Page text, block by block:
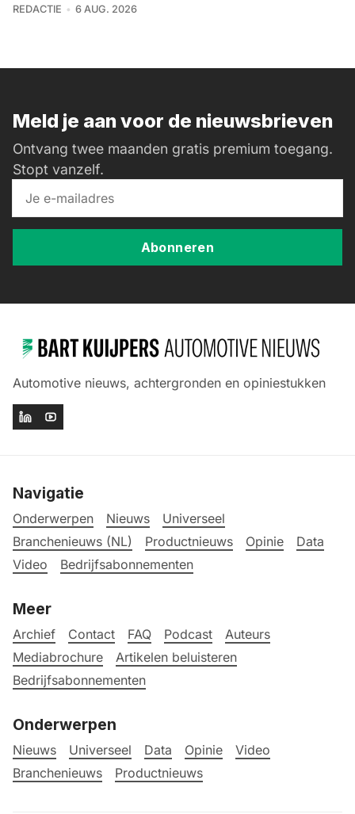
REDACTIE 6 AUG. 2026
Meld je aan voor de nieuwsbrieven
Ontvang twee maanden gratis premium toegang.
Stopt vanzelf.
Abonneren
Automotive nieuws, achtergronden en opiniestukken
Navigatie
Onderwerpen Nieuws
Universeel
Branchenieuws (NL)
Productnieuws Opinie
Data
Video
Bedrijfsabonnementen
Meer
Archief Contact FAQ Podcast
Auteurs
Mediabrochure
Artikelen beluisteren
Bedrijfsabonnementen
Onderwerpen
Nieuws Universeel Data Opinie
Video
Branchenieuws
Productnieuws